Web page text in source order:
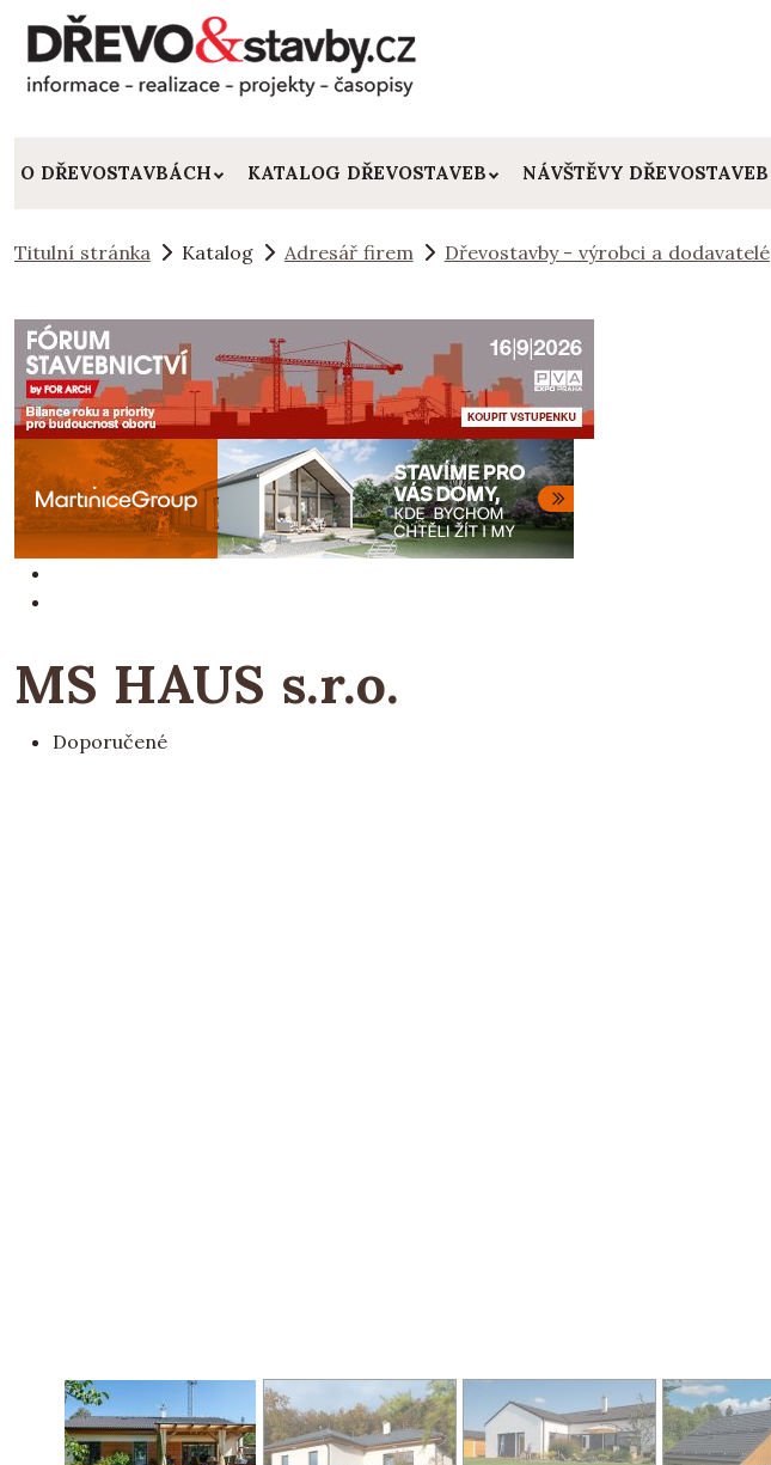
O DŘEVOSTAVBÁCH KATALOG DŘEVOSTAVEB NÁVŠTĚVY DŘEVOSTAVEB
Titulní stránka Katalog Adresář firem Dřevostavby - výrobci a dodavatelé
MS HAUS s.r.o.
Doporučené